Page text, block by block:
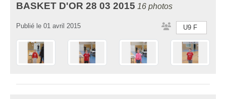
BASKET D'OR 28 03 2015 16 photos
U9 F
Publié le 01 avril 2015